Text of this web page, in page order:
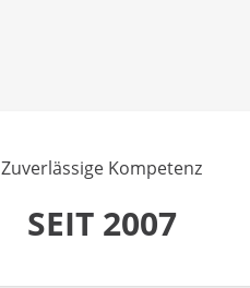
Zuverlässige Kompetenz
SEIT 2007